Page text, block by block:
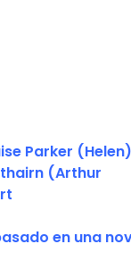
Parker
(Arthur
en una